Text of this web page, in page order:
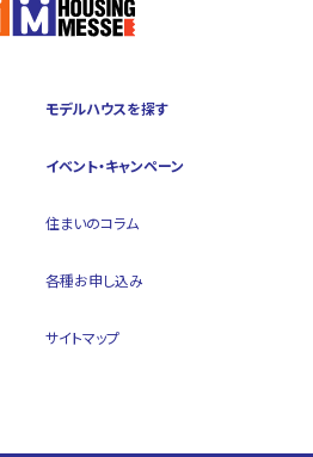
モデルハウスを探す
イベント・キャンペーン
住まいのコラム
各種お申し込み
サイトマップ